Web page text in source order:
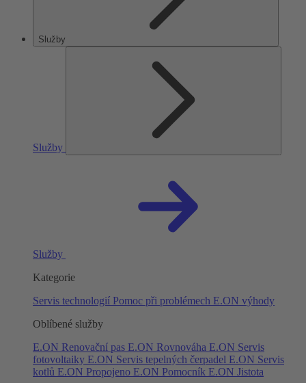
Služby
Služby
Služby
Kategorie
Servis technologií Pomoc při problémech E.ON výhody
Oblíbené služby
E.ON Renovační pas E.ON Rovnováha E.ON Servis
fotovoltaiky E.ON Servis tepelných čerpadel E.ON Servis
kotlů E.ON Propojeno E.ON Pomocník E.ON Jistota